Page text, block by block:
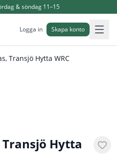
& söndag 11–15
Logga in Skapa konto
Transjö Hytta WRC
Hytta